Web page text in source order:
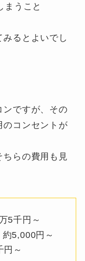
まうこと
るとよいでし
ンですが、その
のコンセントが
らの費用も見
5千円～
5,000円～
円～